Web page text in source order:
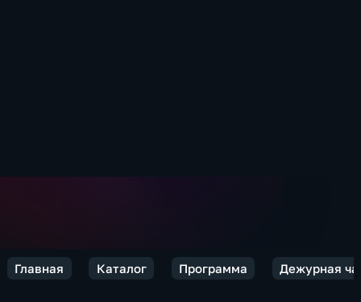
Главная Каталог Программа Дежурная